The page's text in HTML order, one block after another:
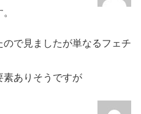
で見ましたが単なるフェチ
素ありそうですが